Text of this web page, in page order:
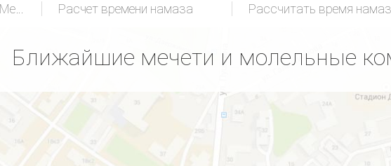
Он-лайн трансляция из Мекки Расчет времени намаза Рассчитать время
Ближайшие мечети и молельные